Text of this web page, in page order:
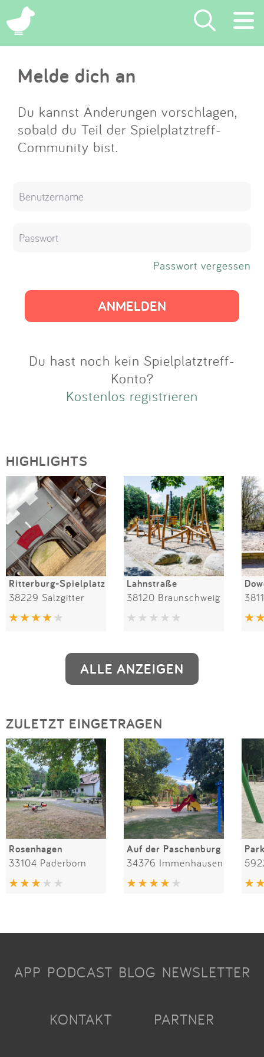
×
Suchen
Eintragen
App
Impressum
Anmelden
Melde dich an
Du kannst Änderungen vorschlagen,
sobald du Teil der Spielplatztreff-
Community bist.
Passwort vergessen
Du hast noch kein Spielplatztreff-
Konto?
Kostenlos registrieren
HIGHLIGHTS
Ritterburg-Spielplatz
38229 Salzgitter
Lahnstraße
38120 Braunschweig
ALLE ANZEIGEN
ZULETZT EINGETRAGEN
Rosenhagen
33104 Paderborn
Auf der Paschenburg
34376 Immenhausen
APP PODCAST BLOG NEWSLETTER
KONTAKT PARTNER